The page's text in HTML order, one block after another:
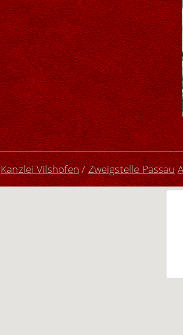
Kanzlei Vilshofen/Zweigstelle Passau